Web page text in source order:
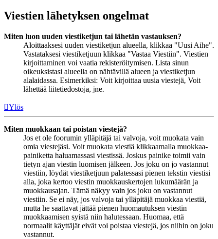
Viestien lähetyksen ongelmat
Miten luon uuden viestiketjun tai lähetän vastauksen?
Aloittaaksesi uuden viestiketjun alueella, klikkaa "Uusi Aihe".
Vastataksesi viestiketjuun klikkaa "Vastaa Viestiin". Viestien
kirjoittaminen voi vaatia rekisteröitymisen. Lista sinun
oikeuksistasi alueella on nähtävillä alueen ja viestiketjun
alalaidassa. Esimerkiksi: Voit kirjoittaa uusia viestejä, Voit
lähettää liitetiedostoja, jne.
Ylös
Miten muokkaan tai poistan viestejä?
Jos et ole foorumin ylläpitäjä tai valvoja, voit muokata vain
omia viestejäsi. Voit muokata viestiä klikkaamalla muokkaa-
painiketta haluamassasi viestissä. Joskus painike toimii vain
tietyn ajan viestin luomisen jälkeen. Jos joku on jo vastannut
viestiin, löydät viestiketjuun palatessasi pienen tekstin viestisi
alla, joka kertoo viestin muokkauskertojen lukumäärän ja
muokkausajan. Tämä näkyy vain jos joku on vastannut
viestiin. Se ei näy, jos valvoja tai ylläpitäjä muokkaa viestiä,
mutta he saattavat jättää pienen huomautuksen viestin
muokkaamisen syistä niin halutessaan. Huomaa, että
normaalit käyttäjät eivät voi poistaa viestejä, jos niihin on joku
vastannut.